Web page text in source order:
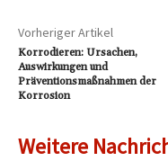
Vorheriger Artikel
Korrodieren: Ursachen,
Auswirkungen und
Präventionsmaßnahmen der
Korrosion
Weitere